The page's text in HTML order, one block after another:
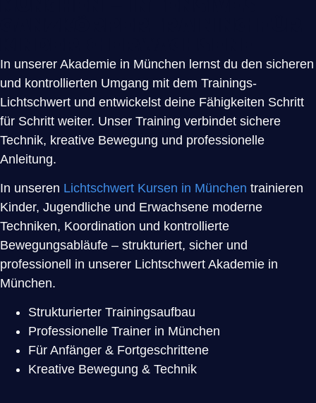
In unserer Akademie in München lernst du den sicheren
und kontrollierten Umgang mit dem Trainings-
Lichtschwert und entwickelst deine Fähigkeiten Schritt
für Schritt weiter. Unser Training verbindet sichere
Technik, kreative Bewegung und professionelle
Anleitung.
In unseren Lichtschwert Kursen in München trainieren
Kinder, Jugendliche und Erwachsene moderne
Techniken, Koordination und kontrollierte
Bewegungsabläufe – strukturiert, sicher und
professionell in unserer Lichtschwert Akademie in
München.
Strukturierter Trainingsaufbau
Professionelle Trainer in München
Für Anfänger & Fortgeschrittene
Kreative Bewegung & Technik